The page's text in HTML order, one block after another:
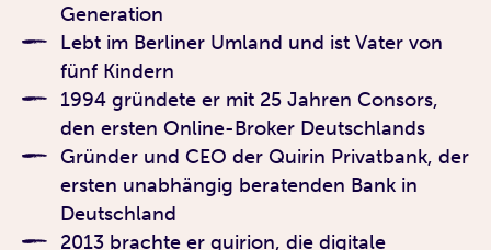
Generation
Lebt im Berliner Umland und ist Vater von
fünf Kindern
1994 gründete er mit 25 Jahren Consors,
den ersten Online-Broker Deutschlands
Gründer und CEO der Quirin Privatbank, der
ersten unabhängig beratenden Bank in
Deutschland
2013 brachte er quirion, die digitale